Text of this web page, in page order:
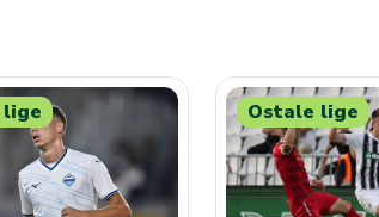
Ostale lige